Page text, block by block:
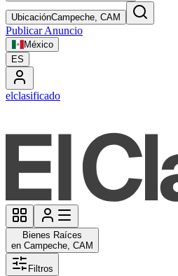
UbicaciónCampeche, CAM
Publicar Anuncio
México
ES
elclasificado
Bienes Raíces
en Campeche, CAM
Filtros